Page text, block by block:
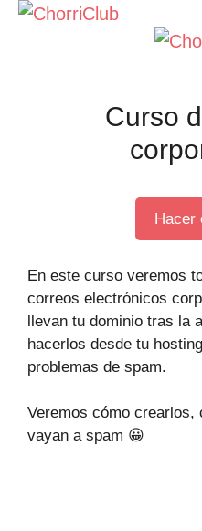
Saltar
Curso
Hacer
En este curso veremos
correos electrónicos
llevan tu dominio tras la
hacerlos desde tu
problemas de spam.
Veremos cómo
vayan a spam 😀